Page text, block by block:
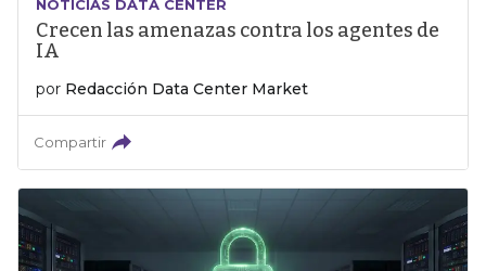
NOTICIAS DATA CENTER
Crecen las amenazas contra los agentes de
IA
por Redacción Data Center Market
Compartir